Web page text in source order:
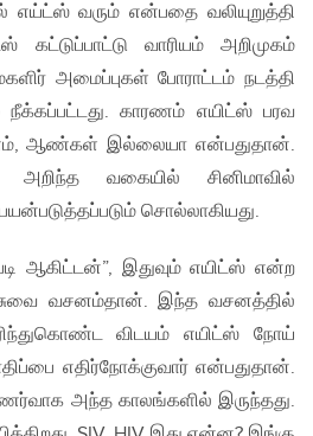
வரும் என்பதை வலியுறுத்தி
கட்டுப்பாட்டு வாரியம் அறிமுகம்
அமைப்புகள் போராட்டம் நடத்தி
காரணம் எயிட்ஸ் பரவ
ஆண்கள் இல்லையா என்பதுதான்.
வகையில் சினிமாவில்
சொல்லாகியது.
ஆகிட்டன்”, இதுவும் எயிட்ஸ் என்ற
வசனம்தான். இந்த வசனத்தில்
விடயம் எயிட்ஸ் நோய்
எதிர்நோக்குவார் என்பதுதான்.
அந்த காலங்களில் இருந்தது.